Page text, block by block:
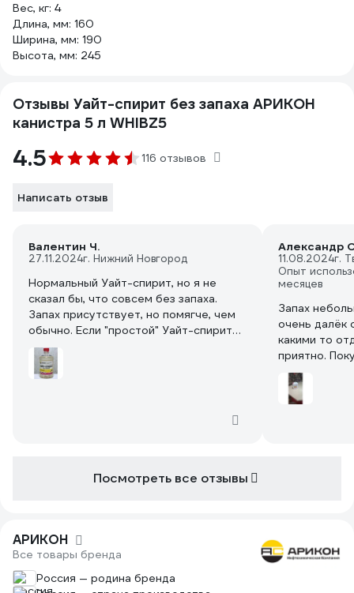
Вес, кг: 4
Длина, мм: 160
Ширина, мм: 190
Высота, мм: 245
Отзывы Уайт-спирит без запаха АРИКОН
канистра 5 л WHIBZ5
4.5 116 отзывов
Написать отзыв
Валентин Ч.
27.11.2024г. Нижний Новгород
Нормальный Уайт-спирит, но я не
сказал бы, что совсем без запаха.
Запах присутствует, но помягче, чем
обычно. Если "простой" Уайт-спирит
разит керосином, то у этого запах чем
то напоминает лак. Использовал для
очистки инструмента и материала для
Александр
11.08.2024г.
Опыт
месяцев
Запах
очень далёк
какими то
приятно.
совсем
ну не жалею
Посмотреть все отзывы
АРИКОН
Все товары бренда
Россия — родина бренда